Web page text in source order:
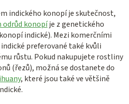
indického konopí je skutečnost,
odrůd konopíje z genetického
indické). Mezi komerčními
preferované také kvůli
růstu. Pokud nakupujete rostliny
(řezů), možná se dostanete do
, které jsou také ve většině